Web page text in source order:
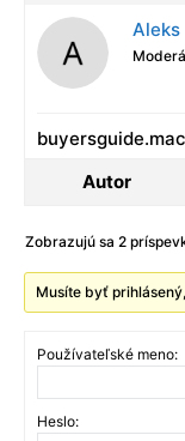
Aleks
Autor
Zobrazujú sa 2
Musíte byť
Používateľské meno:
Heslo: